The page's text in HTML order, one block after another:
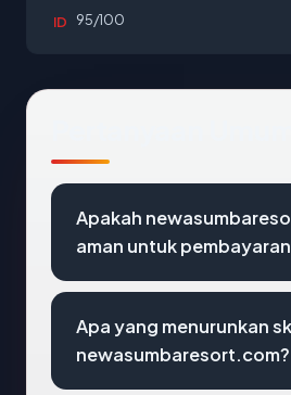
ID 95/100
Apakah
aman untuk
Apa yang menurunkan
newasumbaresort.com?